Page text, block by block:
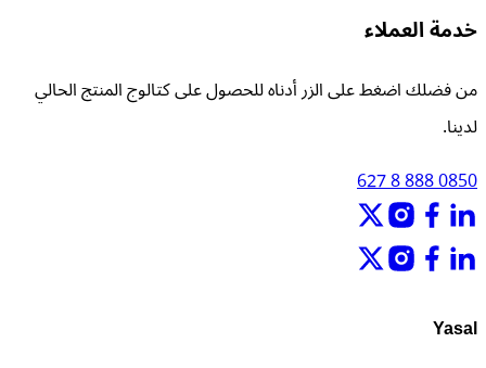
خدمة العملاء
من فضلك اضغط على الزر أدناه للحصول على كتالوج المنتج الحالي
لدينا.
0850 888 8 627
Yasal